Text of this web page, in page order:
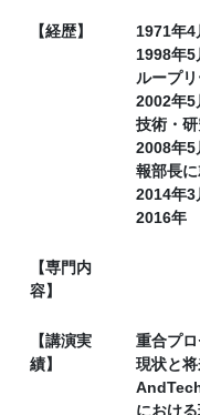
【経歴】
1971年
1998年
ループ
2002年
技術・
2008年
報部長
2014年
2016年
【専門内
容】
【講演実
績】
重合プ
現状と
におけ